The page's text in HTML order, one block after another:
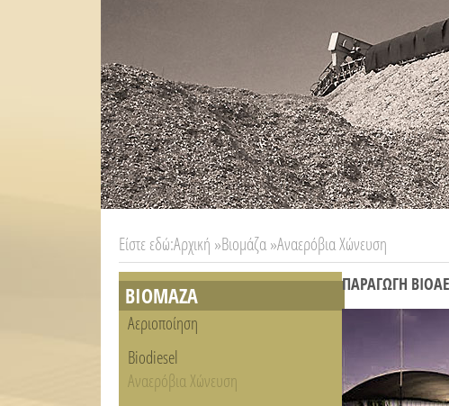
Είστε εδώ:Αρχική »Βιομάζα »Αναερόβια Χώνευση
ΒΙΟΜΑΖΑ
Αεριοποίηση
Biodiesel
Αναερόβια Χώνευση
ΠΑΡΑΓΩΓΗ